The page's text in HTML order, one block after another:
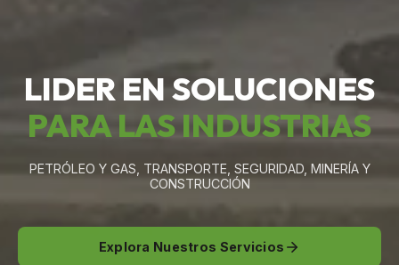
LIDER EN SOLUCIONES
PARA LAS INDUSTRIAS
PETRÓLEO Y GAS, TRANSPORTE, SEGURIDAD, MINERÍA Y
CONSTRUCCIÓN
Explora Nuestros Servicios